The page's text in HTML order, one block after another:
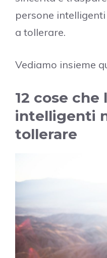
persone
a tollerare.
Vediamo insieme
12 cose che
intelligenti
tollerare